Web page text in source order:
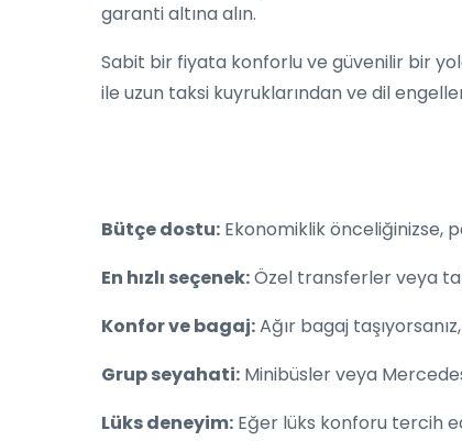
garanti altına alın.
Sabit bir fiyata konforlu ve güvenilir bir
ile uzun taksi kuyruklarından ve dil
Bütçe dostu: Ekonomiklik önceliğinizse,
En hızlı seçenek:Özel transferler veya
Konfor ve bagaj:Ağır bagaj
Grup seyahati: Minibüsler veya
Lüks deneyim: Eğer lüks konforu tercih